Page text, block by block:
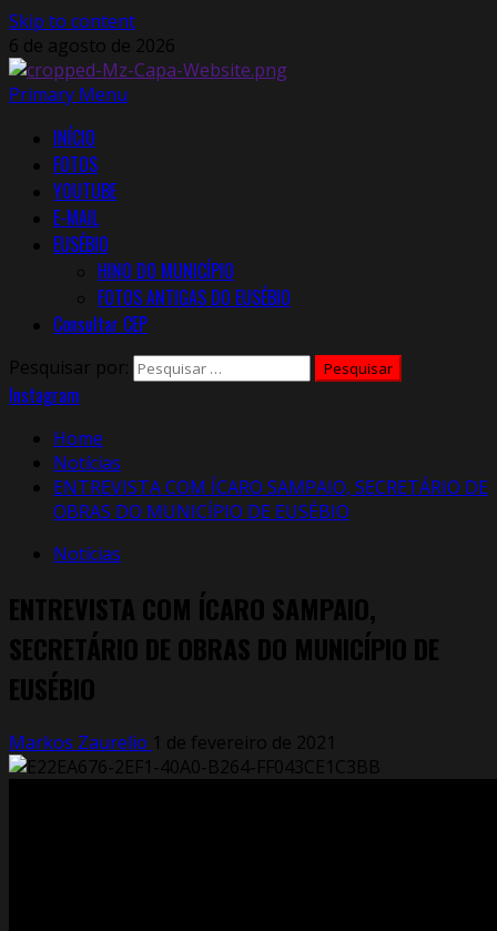
Skip to content
6 de agosto de 2026
Primary Menu
INÍCIO
FOTOS
YOUTUBE
E-MAIL
EUSÉBIO
HINO DO MUNICÍPIO
FOTOS ANTIGAS DO EUSÉBIO
Consultar CEP
Pesquisar por:
Instagram
Home
Notícias
ENTREVISTA COM ÍCARO SAMPAIO, SECRETÁRIO DE
OBRAS DO MUNICÍPIO DE EUSÉBIO
Notícias
ENTREVISTA COM ÍCARO SAMPAIO,
SECRETÁRIO DE OBRAS DO MUNICÍPIO DE
EUSÉBIO
Markos Zaurelio 1 de fevereiro de 2021